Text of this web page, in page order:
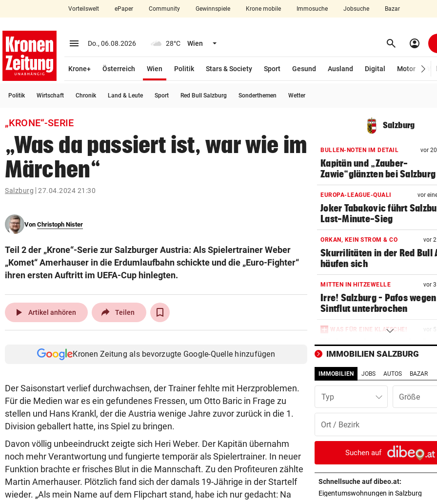
closeSchließen
account_circle Anmelden
arrow_right
bookmark
search
Suchbegriff
eingeben
© Krone Multimedia GmbH & Co KG 2026
Vorteilswelt ePaper Community Gewinnspiele Krone mobile Immosuche Jobsuche Bazar
menu Menü aufklappen
Do., 06.08.2026 28°C Wien Menü aufklappen search Suchen
account_circle
Krone+ Österreich Wien
Politik
Stars & Society Sport Gesund Ausland Digital Motor
Politik Wirtschaft Chronik Land & Leute Sport Red Bull Salzburg Sonderthemen Wetter
„KRONE“-SERIE
„Was da passiert ist, war wie im
Märchen“
Salzburg 27.04.2024 21:30
Von Christoph Nister
Teil 2 der „Krone“-Serie zur Salzburger Austria: Als Spielertrainer Weber
„Komet“ Amerhauser in die Erdumlaufbahn schickte und die „Euro-Fighter“
ihren ersten Auftritt im UEFA-Cup hinlegten.
play_arrow Artikel anhören Teilen
Kronen Zeitung als bevorzugte Google-Quelle hinzufügen
Der Saisonstart verlief durchwachsen, der Trainer fehlte mit Herzproblemen.
Für die Medien war es ein gefundenes Fressen, um Otto Baric in Frage zu
stellen und Hans Krankl, der die Austria wenige Jahre zuvor zurück in die 1.
Division geballert hatte, ins Spiel zu bringen.
Davon völlig unbeeindruckt zeigte sich Heri Weber. Der Kapitän übernahm
noch mehr Verantwortung und fungierte temporär als Spielertrainer. In neuer
Funktion brachte er frisches Blut in die Mannschaft. Zu den Profiteuren zählte
Martin Amerhauser. Plötzlich fand sich der damals 19-Jährige in der Startelf
wieder. „Als mein Name auf dem Flipchart stand, habe ich nur gedacht: Na
Salzburg
BULLEN-NOTEN IM DETAIL vor
Kapitän und „Zauber-
Zawie“glänzten bei Salzburg
EUROPA-LEAGUE-QUALI vor
Joker Tabakovic führt
Last-Minute-Sieg
ORKAN, KEIN STROM & CO vor
Skurrilitäten in der Red Bull
häufen sich
MITTEN IN HITZEWELLE vor
Irre! Salzburg – Pafos wegen
Sintflut unterbrochen
WAS FÜR EINE KLATSCHE! vor
TV-Star geht mit Kanzler
hart ins Gericht
ZAHLREICHE EINSÄTZE vor 5
Bach wurde in Pinzgauer Ort
reißendem Fluss
vor
keine Routine
LEIPZIGS SEIWALD vor
„Er ist wie der Liebling aller
Schwiegermütter!“
IMMOBILIEN SALZBURG
IMMOBILIEN JOBS AUTOS BAZAR
Typ
Suchen auf
Schnellsuche auf dibeo.at:
Eigentumswohnungen in Salzburg